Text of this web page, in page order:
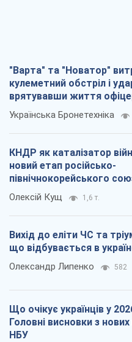
"Варта" та "Новатор"
кулеметний обстріл і
врятувавши життя
Українська Бронетехніка
КНДР як каталізатор
новий етап російсько-
північнокорейського
Олексій Кущ 1,6 т.
Вихід до еліти ЧС та
що відбувається в
Олександр Липенко 582
Що очікує українців у
Головні висновки з нових
НБУ